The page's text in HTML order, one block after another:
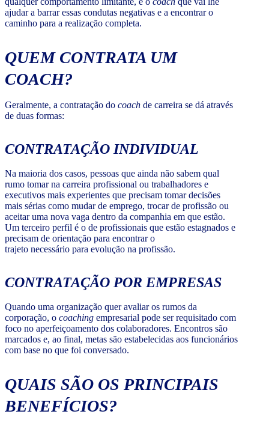
ajudar a barrar essas condutas negativas e a encontrar o
caminho para a realização completa.
QUEM CONTRATA UM
COACH?
Geralmente, a contratação do coach de carreira se dá através
de duas formas:
CONTRATAÇÃO INDIVIDUAL
Na maioria dos casos, pessoas que ainda não sabem qual
rumo tomar na carreira profissional ou trabalhadores e
executivos mais experientes que precisam tomar decisões
mais sérias como mudar de emprego, trocar de profissão ou
aceitar uma nova vaga dentro da companhia em que estão.
Um terceiro perfil é o de profissionais que estão estagnados e
precisam de orientação para encontrar o
trajeto necessário para evolução na profissão.
CONTRATAÇÃO POR EMPRESAS
Quando uma organização quer avaliar os rumos da
corporação, o coaching empresarial pode ser requisitado com
foco no aperfeiçoamento dos colaboradores. Encontros são
marcados e, ao final, metas são estabelecidas aos funcionários
com base no que foi conversado.
QUAIS SÃO OS PRINCIPAIS
BENEFÍCIOS?